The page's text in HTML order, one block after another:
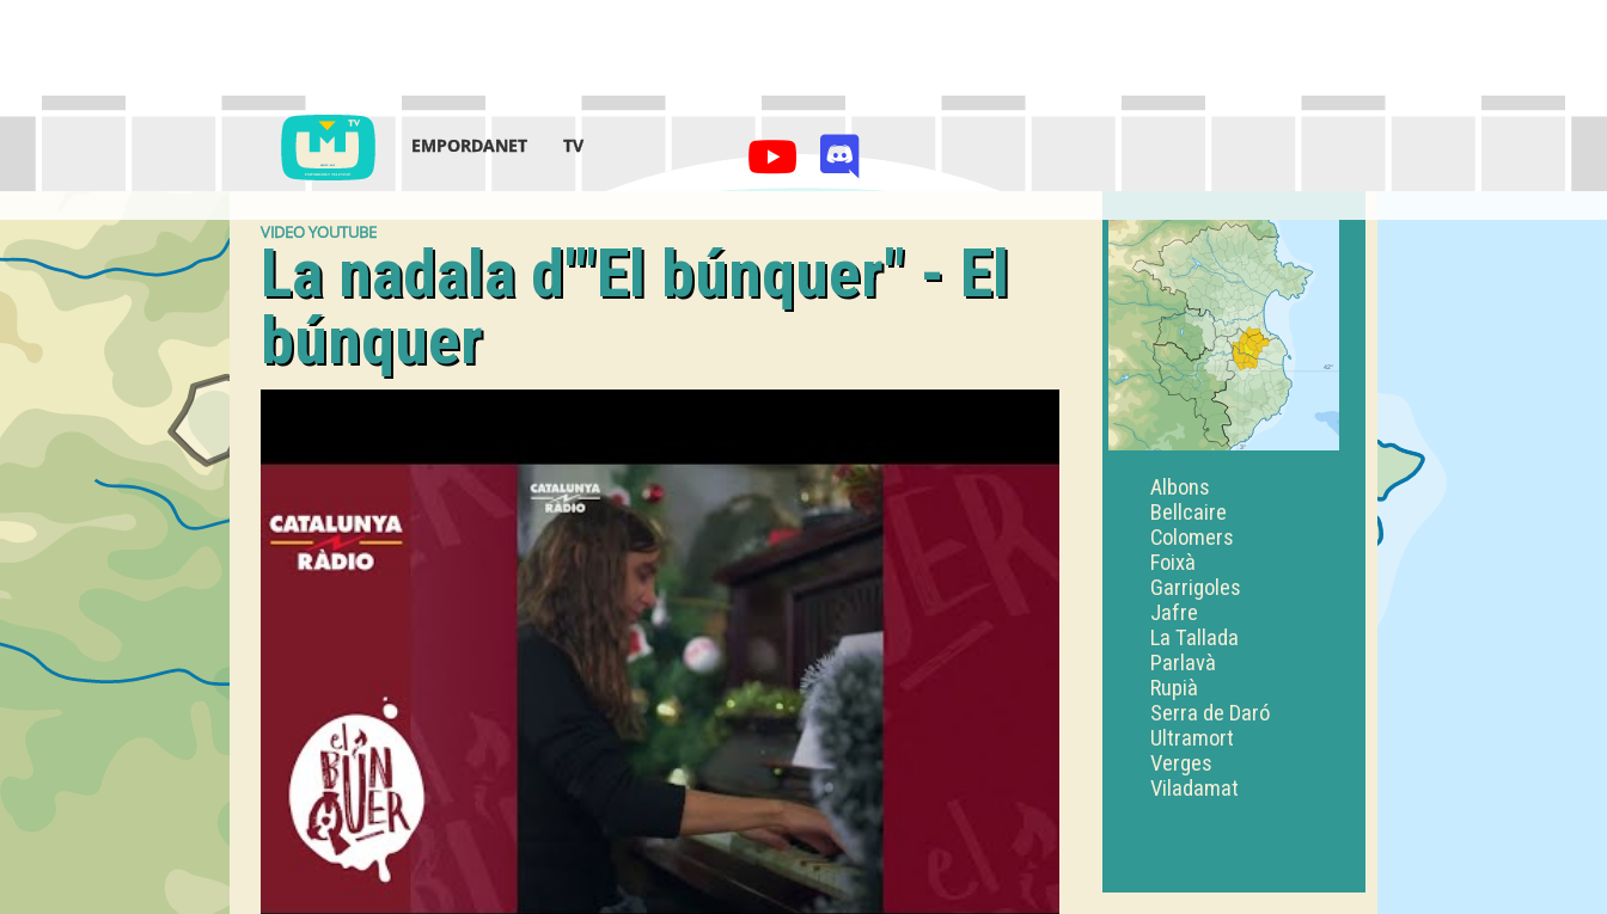
EMPORDANET TV
VIDEO YOUTUBE
La nadala d'"El búnquer" - El
búnquer
Albons
Bellcaire
Colomers
Foixà
Garrigoles
Jafre
La Tallada
Parlavà
Rupià
Serra de Daró
Ultramort
Verges
Viladamat